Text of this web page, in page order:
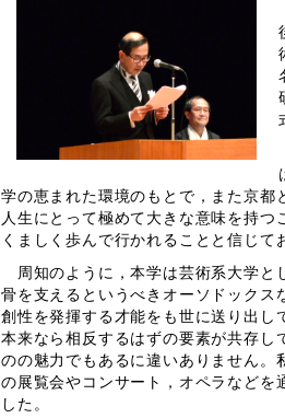
学の恵まれた環境のもとで，また京都
人生にとって極めて大きな意味を持
くましく歩んで行かれることと信じて
周知のように，本学は芸術系大学と
骨を支えるというべきオーソドックス
創性を発揮する才能をも世に送り出し
本来なら相反するはずの要素が共存し
のの魅力でもあるに違いありません。
の展覧会やコンサート，オペラなどを
した。